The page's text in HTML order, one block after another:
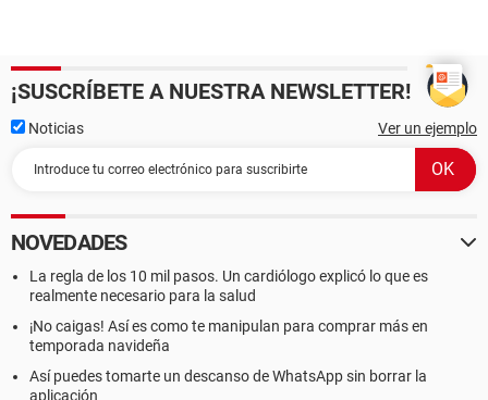
¡SUSCRÍBETE A NUESTRA NEWSLETTER!
Noticias Ver un ejemplo
NOVEDADES
La regla de los 10 mil pasos. Un cardiólogo explicó lo que es
realmente necesario para la salud
¡No caigas! Así es como te manipulan para comprar más en
temporada navideña
Así puedes tomarte un descanso de WhatsApp sin borrar la
aplicación